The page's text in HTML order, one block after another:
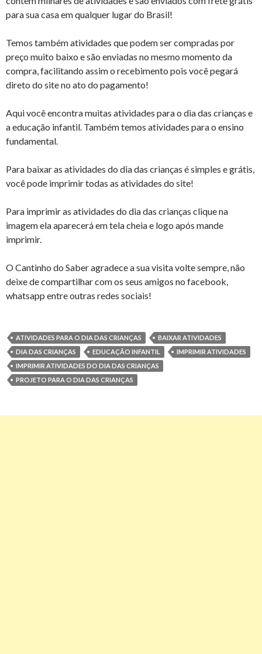
para sua casa em qualquer lugar do Brasil!
Temos também atividades que podem ser compradas por
preço muito baixo e são enviadas no mesmo momento da
compra, facilitando assim o recebimento pois você pegará
direto do site no ato do pagamento!
Aqui você encontra muitas atividades para o dia das crianças e
a educação infantil. Também temos atividades para o ensino
fundamental.
Para baixar as atividades do dia das crianças é simples e grátis,
você pode imprimir todas as atividades do site!
Para imprimir as atividades do dia das crianças clique na
imagem ela aparecerá em tela cheia e logo após mande
imprimir.
O Cantinho do Saber agradece a sua visita volte sempre, não
deixe de compartilhar com os seus amigos no facebook,
whatsapp entre outras redes sociais!
ATIVIDADES PARA O DIA DAS CRIANÇAS
BAIXAR ATIVIDADES
DIA DAS CRIANÇAS
EDUCAÇÃO INFANTIL
IMPRIMIR ATIVIDADES
IMPRIMIR ATIVIDADES DO DIA DAS CRIANÇAS
PROJETO PARA O DIA DAS CRIANÇAS